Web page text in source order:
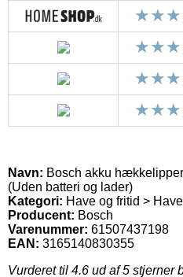
Navn: Bosch akku
(Uden batteri og lader)
Kategori: Have og fritid >
Producent: Bosch
Varenummer: 61507437198
EAN: 3165140830355
Vurderet til 4.6 ud af 5 stjerner